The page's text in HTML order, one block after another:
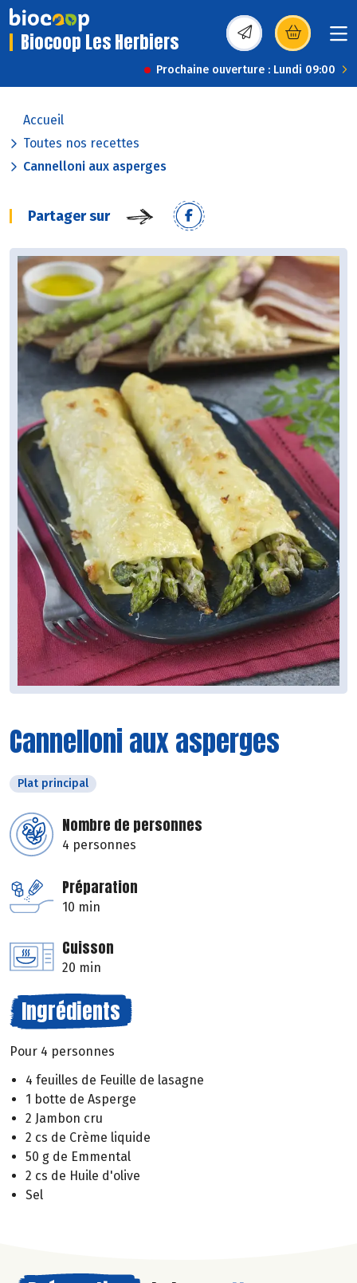
Biocoop Les Herbiers (s’ouvre dans une
Prochaine ouverture : Lundi 09:00
Accueil
Toutes nos recettes
Cannelloni aux asperges
Partager sur
Cannelloni aux asperges
Plat principal
Nombre de personnes
4 personnes
Préparation
10 min
Cuisson
20 min
Ingrédients
Pour 4 personnes
4 feuilles de Feuille de lasagne
1 botte de Asperge
2 Jambon cru
2 cs de Crème liquide
50 g de Emmental
2 cs de Huile d'olive
Sel